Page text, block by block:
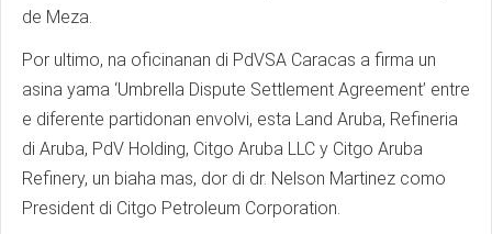
de Meza.
Por ultimo, na oficinanan di PdVSA Caracas a firma un
asina yama ‘Umbrella Dispute Settlement Agreement’ entre
e diferente partidonan envolvi, esta Land Aruba, Refineria
di Aruba, PdV Holding, Citgo Aruba LLC y Citgo Aruba
Refinery, un biaha mas, dor di dr. Nelson Martinez como
President di Citgo Petroleum Corporation.